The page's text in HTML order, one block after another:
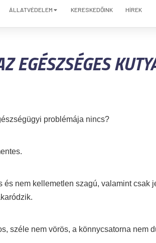
ÁLLATVÉDELEM KERESKEDŐINK HÍREK
EGÉSZSÉGES
problémája nincs?
nem kellemetlen szagú, valamint csak
széle nem vörös, a könnycsatorna nem